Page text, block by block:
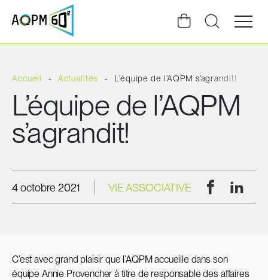
Ouvrir
la
du
Accueil Actualités L’équipe de l’AQPM s’agrandit!
L’équipe de l’AQPM
s’agrandit!
4 octobre 2021 VIE ASSOCIATIVE Facebook
C’est avec grand plaisir que l’AQPM accueille dans son
équipe Annie Provencher à titre de responsable des affaires